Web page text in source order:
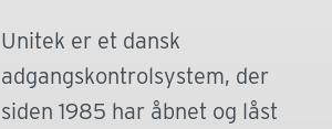
Unitek er et dansk
adgangskontrolsystem, der
siden 1985 har åbnet og låst